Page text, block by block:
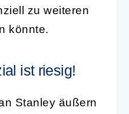
zu weiteren
könnte.
ist riesig!
Stanley äußern